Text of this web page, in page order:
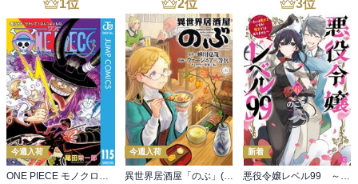
1位
今週入荷
ONE PIECE モノクロ版 115
2位
今週入荷
異世界居酒屋「のぶ」(22)
3位
新着
悪役令嬢レベル99 ～私は裏ボスですが魔王ではありません～ その６